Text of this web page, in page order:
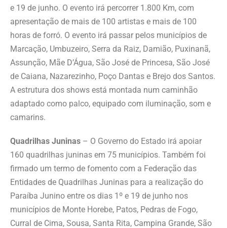
e 19 de junho. O evento irá percorrer 1.800 Km, com
apresentação de mais de 100 artistas e mais de 100
horas de forró. O evento irá passar pelos municípios de
Marcação, Umbuzeiro, Serra da Raiz, Damião, Puxinanã,
Assunção, Mãe D’Água, São José de Princesa, São José
de Caiana, Nazarezinho, Poço Dantas e Brejo dos Santos.
A estrutura dos shows está montada num caminhão
adaptado como palco, equipado com iluminação, som e
camarins.
Quadrilhas Juninas – O Governo do Estado irá apoiar
160 quadrilhas juninas em 75 municípios. Também foi
firmado um termo de fomento com a Federação das
Entidades de Quadrilhas Juninas para a realização do
Paraíba Junino entre os dias 1º e 19 de junho nos
municípios de Monte Horebe, Patos, Pedras de Fogo,
Curral de Cima, Sousa, Santa Rita, Campina Grande, São